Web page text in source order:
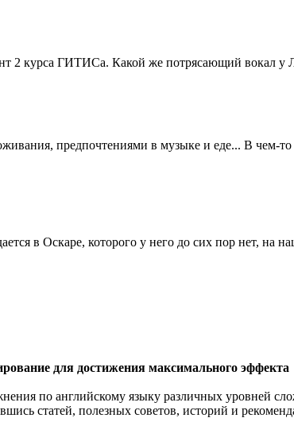
2 курса ГИТИСа. Какой же потрясающий вокал
предпочтениями в музыке и еде... В чем-
в Оскаре, которого у него до сих пор нет, на
для достижения максимального эффекта
по английскому языку различных уровней
статей, полезных советов, историй и